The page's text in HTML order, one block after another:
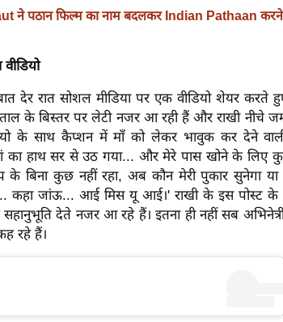
ने पठान फिल्म का नाम बदलकर Indian Pathaan करने
देर रात सोशल मीडिया पर एक वीडियो शेयर करते
के बिस्तर पर लेटी नजर आ रही हैं और राखी नीचे
के साथ कैप्शन में माँ को लेकर भावुक कर देने
का हाथ सर से उठ गया... और मेरे पास खोने के लिए
के बिना कुछ नहीं रहा, अब कौन मेरी पुकार सुनेगा
कहा जांऊ... आई मिस यू आई।' राखी के इस पोस्ट के
सहानुभूति देते नजर आ रहे हैं। इतना ही नहीं सब
रहे हैं।